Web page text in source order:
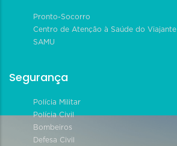
Pronto-Socorro
Centro de Atenção à Saúde do Viajante
SAMU
Segurança
Polícia Militar
Polícia Civil
Bombeiros
Defesa Civil